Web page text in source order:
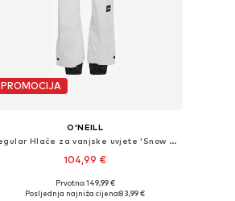
PROMOCIJA
O'NEILL
regular Hlače za vanjske uvjete 'Snow - Fwc'cruz'
104,99 €
Dostupne veličine: XS, S, M, L, XL
Prvotno: 149,99 €
Posljednja najniža cijena:83,99 €